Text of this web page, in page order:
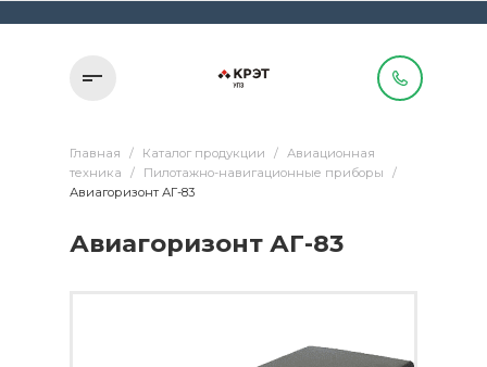
Главная / Каталог продукции / Авиационная
техника
/ Пилотажно-навигационные приборы
/
Авиагоризонт АГ-83
Авиагоризонт АГ-83